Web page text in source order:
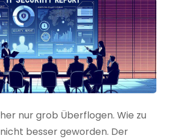
nur grob Überflogen. Wie zu
besser geworden. Der